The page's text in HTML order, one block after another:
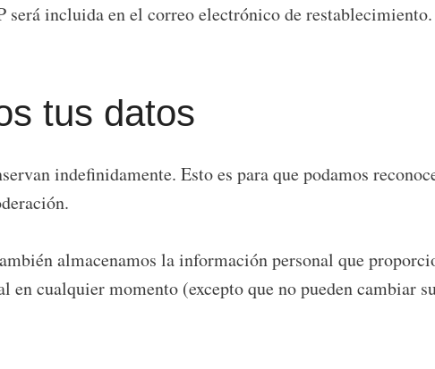
incluida en el correo electrónico de restablecimiento.
tus datos
indefinidamente. Esto es para que podamos
almacenamos la información personal que
cualquier momento (excepto que no pueden cambiar